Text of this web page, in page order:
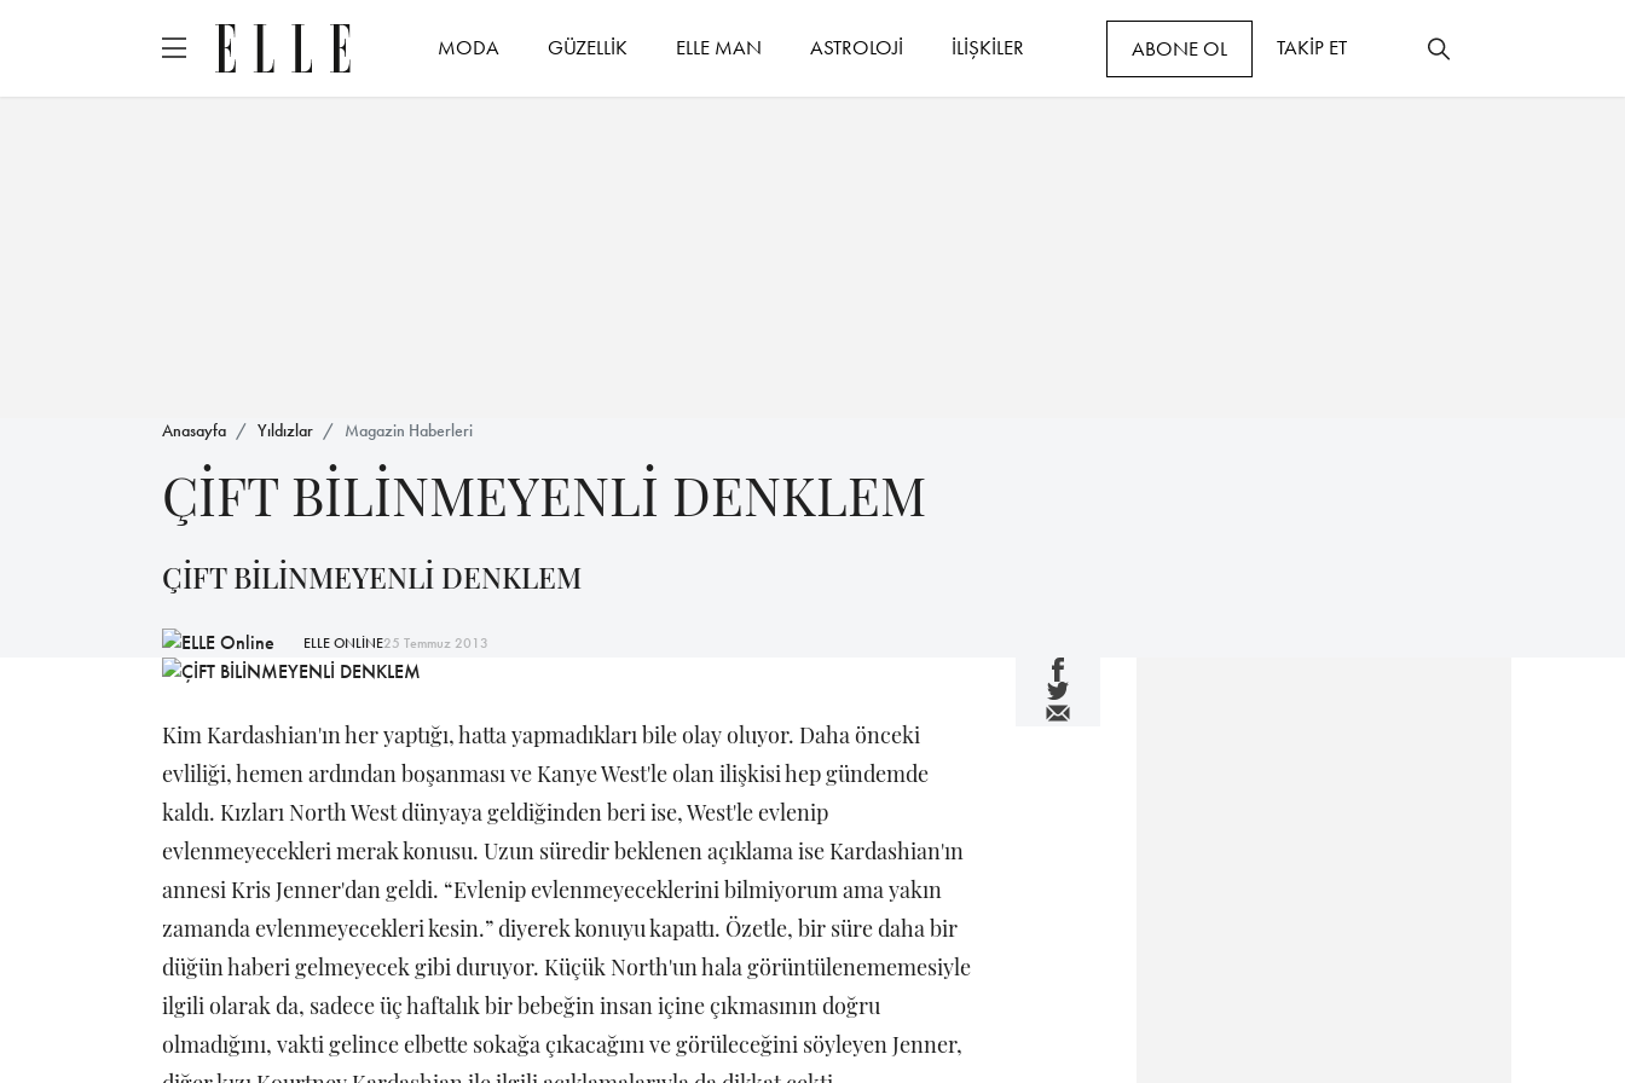
MODA GÜZELLİK ELLE MAN ASTROLOJİ İLİŞKİLER ABONE OL TAKİP ET
Anasayfa Yıldızlar Magazin Haberleri
ÇİFT BİLİNMEYENLİ DENKLEM
ÇİFT BİLİNMEYENLİ DENKLEM
ELLE ONLİNE25 Temmuz 2013
Kim Kardashian'ın her yaptığı, hatta yapmadıkları bile olay oluyor. Daha önceki
evliliği, hemen ardından boşanması ve Kanye West'le olan ilişkisi hep gündemde
kaldı. Kızları North West dünyaya geldiğinden beri ise, West'le evlenip
evlenmeyecekleri merak konusu. Uzun süredir beklenen açıklama ise Kardashian'ın
annesi Kris Jenner'dan geldi. “Evlenip evlenmeyeceklerini bilmiyorum ama yakın
zamanda evlenmeyecekleri kesin.” diyerek konuyu kapattı. Özetle, bir süre daha bir
düğün haberi gelmeyecek gibi duruyor. Küçük North'un hala görüntülenememesiyle
ilgili olarak da, sadece üç haftalık bir bebeğin insan içine çıkmasının doğru
olmadığını, vakti gelince elbette sokağa çıkacağını ve görüleceğini söyleyen Jenner,